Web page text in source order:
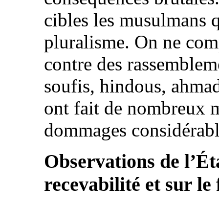
cibles les musulmans
pluralisme. On ne
contre des
soufis, hindous,
ont fait de nombreux
dommages
Observations de
recevabilité et sur le